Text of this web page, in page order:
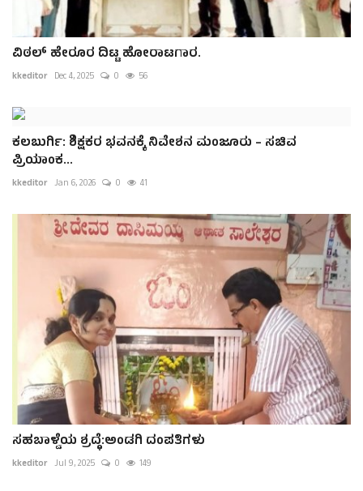
ವಿಠಲ್ ಹೇರೂರ ದಿಟ್ಟ ಹೋರಾಟಗಾರ.
kkeditor Dec 4, 2025 0 56
ಕಲಬುರ್ಗಿ: ಶಿಕ್ಷಕರ ಭವನಕ್ಕೆ ನಿವೇಶನ ಮಂಜೂರು – ಸಚಿವ
ಪ್ರಿಯಾಂಕ...
kkeditor Jan 6, 2026 0 41
ಸಹಬಾಳ್ವೆಯ ಶ್ರದ್ಧೆ:ಅಂಡಗಿ ದಂಪತಿಗಳು
kkeditor Jul 9, 2025 0 149